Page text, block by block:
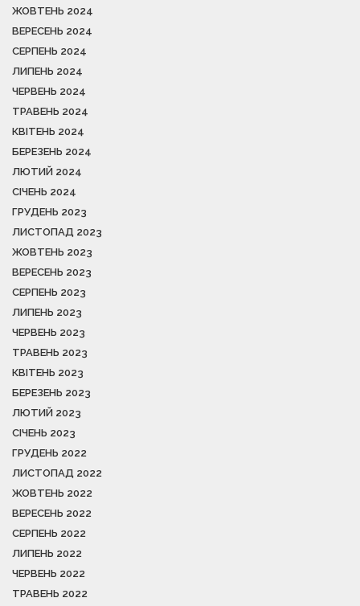
ЖОВТЕНЬ 2024
ВЕРЕСЕНЬ 2024
СЕРПЕНЬ 2024
ЛИПЕНЬ 2024
ЧЕРВЕНЬ 2024
ТРАВЕНЬ 2024
КВІТЕНЬ 2024
БЕРЕЗЕНЬ 2024
ЛЮТИЙ 2024
СІЧЕНЬ 2024
ГРУДЕНЬ 2023
ЛИСТОПАД 2023
ЖОВТЕНЬ 2023
ВЕРЕСЕНЬ 2023
СЕРПЕНЬ 2023
ЛИПЕНЬ 2023
ЧЕРВЕНЬ 2023
ТРАВЕНЬ 2023
КВІТЕНЬ 2023
БЕРЕЗЕНЬ 2023
ЛЮТИЙ 2023
СІЧЕНЬ 2023
ГРУДЕНЬ 2022
ЛИСТОПАД 2022
ЖОВТЕНЬ 2022
ВЕРЕСЕНЬ 2022
СЕРПЕНЬ 2022
ЛИПЕНЬ 2022
ЧЕРВЕНЬ 2022
ТРАВЕНЬ 2022